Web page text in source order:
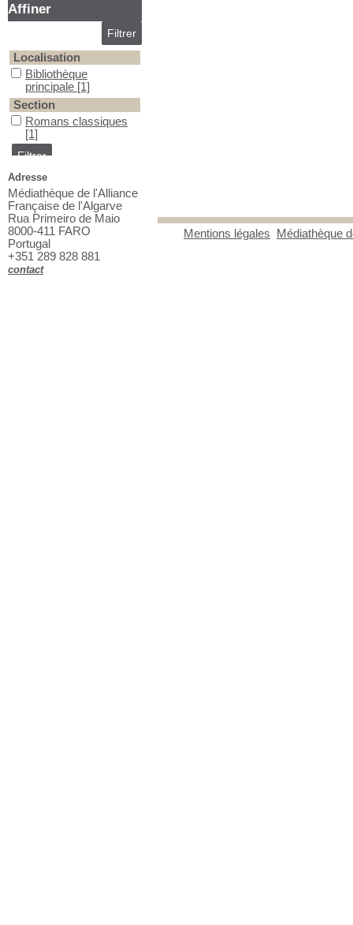
Mentions légales Médiathèque
Affiner
Localisation
Bibliothèque principale
Bibliothèque
principale [1]
Section
Romans classiques
Romans classiques
[1]
Adresse
Médiathèque de l'Alliance
Française de l'Algarve
Rua Primeiro de Maio
8000-411 FARO
Portugal
+351 289 828 881
contact